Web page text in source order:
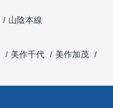
山陰本線
美作千代
美作加茂